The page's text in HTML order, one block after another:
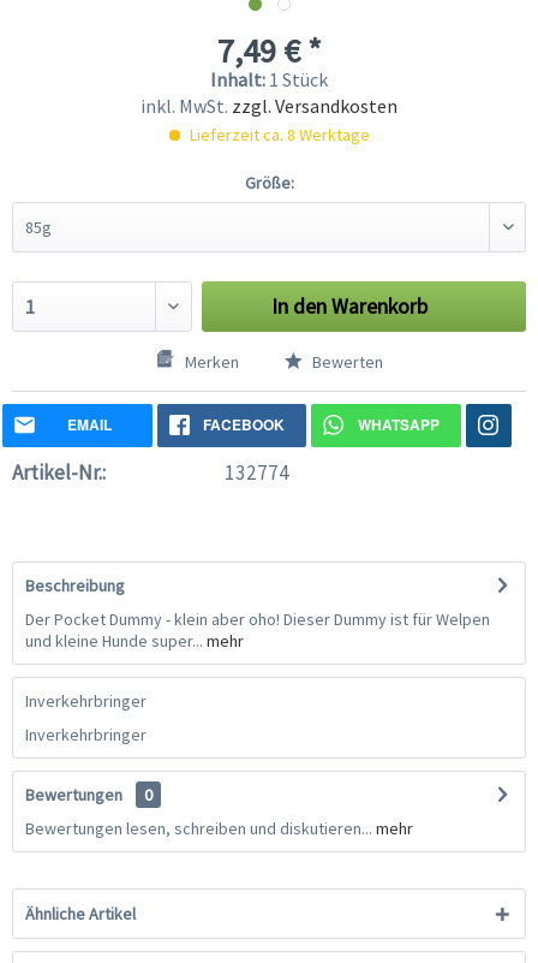
7,49 € *
Inhalt: 1 Stück
inkl. MwSt. zzgl. Versandkosten
Lieferzeit ca. 8 Werktage
Größe:
In denWarenkorb
Merken Bewerten
EMAIL FACEBOOK WHATSAPP
Artikel-Nr.: 132774
Beschreibung
Der Pocket Dummy - klein aber oho! Dieser Dummy ist für Welpen
und kleine Hunde super... mehr
Inverkehrbringer
Inverkehrbringer
Bewertungen
0
Bewertungen lesen, schreiben und diskutieren... mehr
Ähnliche Artikel